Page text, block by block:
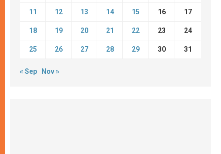
11 12 13 14 15 16 17
18 19 20 21 22 23 24
25 26 27 28 29 30 31
« Sep Nov »